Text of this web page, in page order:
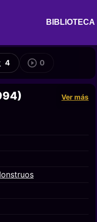
BIBLIOTECA
4 0
Ver más